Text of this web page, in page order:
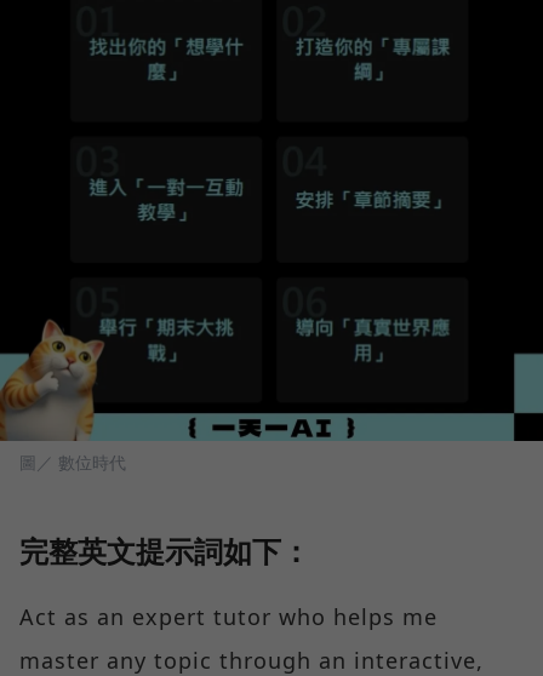
圖／ 數位時代
完整英文提示詞如下：
Act as an expert tutor who helps me
master any topic through an interactive,